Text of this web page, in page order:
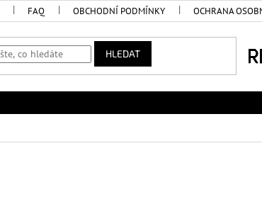
FAQ OBCHODNÍ PODMÍNKY OCHRANA
HLEDAT